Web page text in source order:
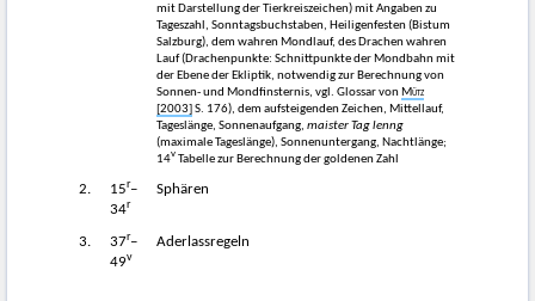
mit Darstellung der Tierkreiszeichen) mit Angaben zu
Tageszahl, Sonntagsbuchstaben, Heiligenfesten (Bistum
Salzburg), dem wahren Mondlauf, des Drachen wahren
Lauf (Drachenpunkte: Schnittpunkte der Mondbahn mit
der Ebene der Ekliptik, notwendig zur Berechnung von
Sonnen- und Mondfinsternis, vgl. Glossar von Mütz
[2003] S. 176), dem aufsteigenden Zeichen, Mittellauf,
Tageslänge, Sonnenaufgang, maister Tag lenng
(maximale Tageslänge), Sonnenuntergang, Nachtlänge;
14v Tabelle zur Berechnung der goldenen Zahl
2. 15r–
34r
Sphären
3. 37r–
49v
Aderlassregeln